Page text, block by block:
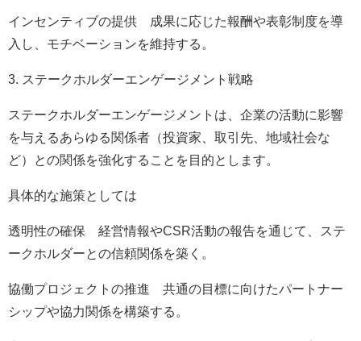
インセンティブの提供 成果に応じた報酬や表彰制度を導
入し、モチベーションを維持する。
3. ステークホルダーエンゲージメント戦略
ステークホルダーエンゲージメントは、企業の活動に影響
を与えるあらゆる関係者（投資家、取引先、地域社会な
ど）との関係を強化することを目的とします。
具体的な施策としては
透明性の確保 経営情報やCSR活動の報告を通じて、ステ
ークホルダーとの信頼関係を築く。
協働プロジェクトの推進 共通の目標に向けたパートナー
シップや協力関係を構築する。